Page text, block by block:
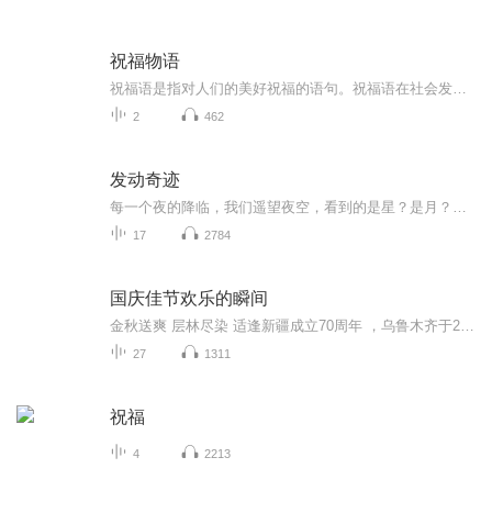
祝福物语
2 462
发动奇迹
17 2784
国庆佳节欢乐的瞬间
27 1311
祝福
4 2213